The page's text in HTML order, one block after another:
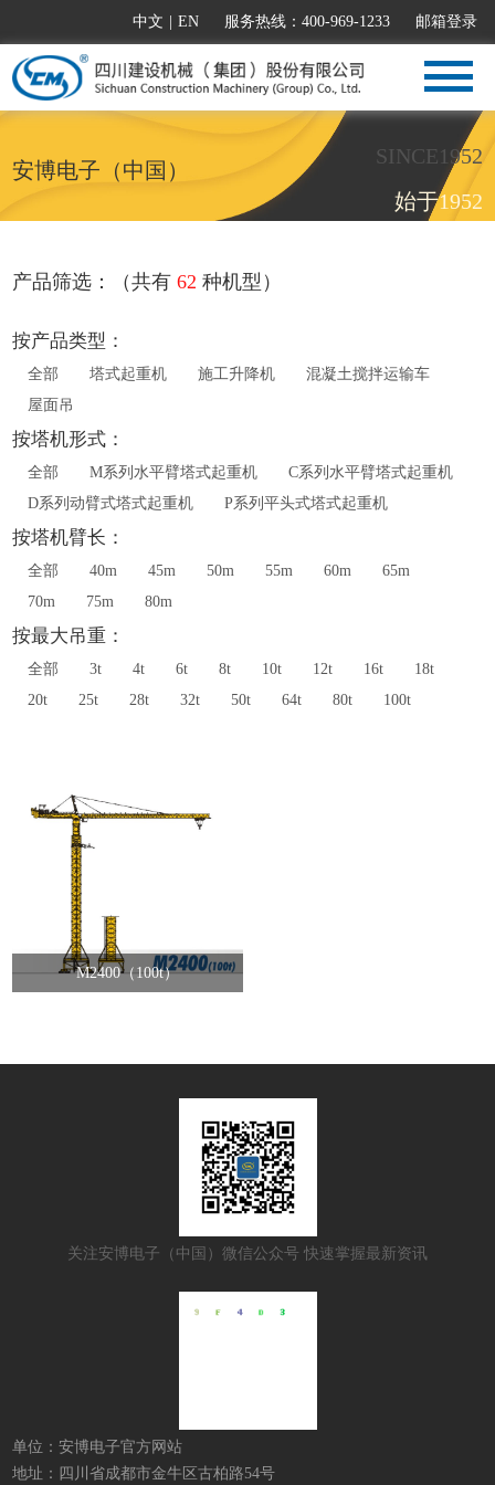
中文 EN 服务热线：400-969-1233 邮箱登录
安博电子（中国）
SINCE1952
始于1952
产品筛选：（共有62 种机型）
按产品类型：
全部 塔式起重机 施工升降机
混凝土搅拌运输车
屋面吊
按塔机形式：
全部 M系列水平臂塔式起重机
C系列水平臂塔式起重机
D系列动臂式塔式起重机
P系列平头式塔式起重机
按塔机臂长：
全部 40m 45m 50m 55m 60m
65m
70m
75m 80m
按最大吊重：
全部 3t 4t 6t 8t 10t 12t 16t
18t
20t
25t 28t 32t 50t 64t 80t 100t
M2400（100t）
关注安博电子（中国）微信公众号 快速掌握最新资讯
单位：安博电子官方网站
地址：四川省成都市金牛区古柏路54号